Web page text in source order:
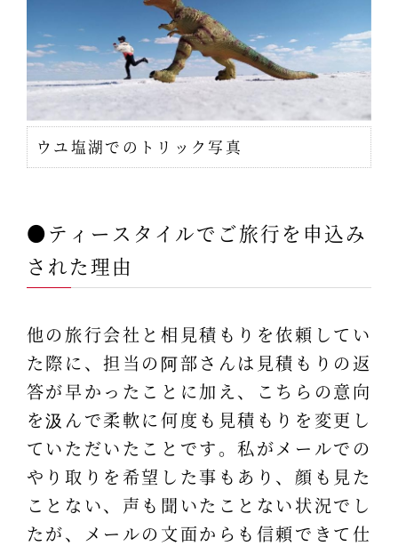
ウユ塩湖でのトリック写真
●ティースタイルでご旅行を申込み
された理由
他の旅行会社と相見積もりを依頼してい
た際に、担当の阿部さんは見積もりの返
答が早かったことに加え、こちらの意向
を汲んで柔軟に何度も見積もりを変更し
ていただいたことです。私がメールでの
やり取りを希望した事もあり、顔も見た
ことない、声も聞いたことない状況でし
たが、メールの文面からも信頼できて仕